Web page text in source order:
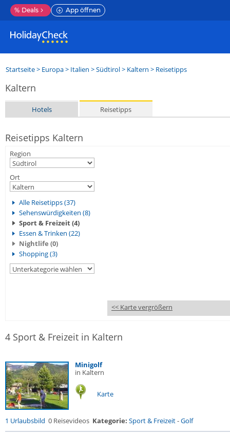
% Deals App öffnen
Startseite> Europa> Italien >Südtirol> Kaltern > Reisetipps
Kaltern
Hotels Reisetipps
Reisetipps Kaltern
Region
Ort
Alle Reisetipps (37)
Sehenswürdigkeiten (8)
Sport & Freizeit (4)
Essen & Trinken (22)
Nightlife (0)
Shopping (3)
<< Karte vergrößern
4 Sport & Freizeit in Kaltern
Minigolf
in Kaltern
Karte
1 Urlaubsbild 0 Reisevideos Kategorie: Sport & Freizeit-Golf